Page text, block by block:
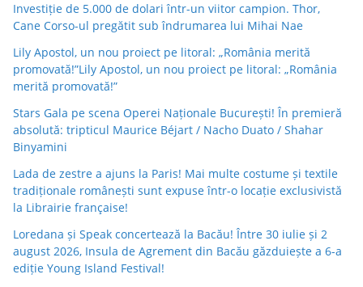
Investiție de 5.000 de dolari într-un viitor campion. Thor,
Cane Corso-ul pregătit sub îndrumarea lui Mihai Nae
Lily Apostol, un nou proiect pe litoral: „România merită
promovată!”Lily Apostol, un nou proiect pe litoral: „România
merită promovată!”
Stars Gala pe scena Operei Naționale București! În premieră
absolută: tripticul Maurice Béjart / Nacho Duato / Shahar
Binyamini
Lada de zestre a ajuns la Paris! Mai multe costume și textile
tradiționale românești sunt expuse într-o locație exclusivistă
la Librairie française!
Loredana și Speak concertează la Bacău! Între 30 iulie și 2
august 2026, Insula de Agrement din Bacău găzduiește a 6-a
ediție Young Island Festival!